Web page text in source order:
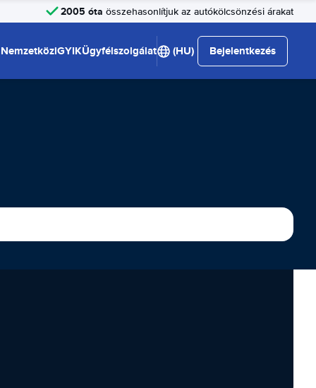
2005 óta összehasonlítjuk az autókölcsönzési árakat
NemzetköziGYIKÜgyfélszolgálat (HU) Bejelentkezés